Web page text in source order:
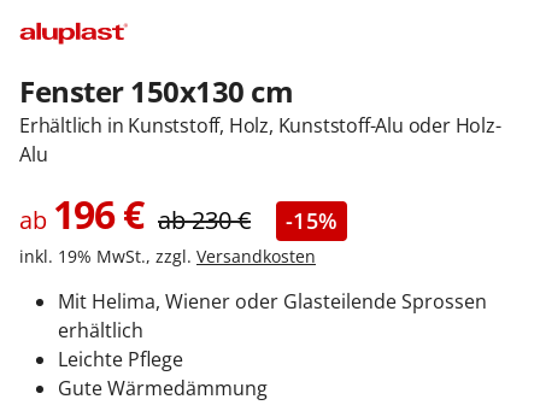
Anmelden / Registrieren
Fenster 150x130 cm
Erhältlich in Kunststoff, Holz, Kunststoff-Alu oder Holz-
Alu
ab 196€ ab230€ -15%
inkl. 19% MwSt., zzgl. Versandkosten
Mit Helima, Wiener oder Glasteilende Sprossen
erhältlich
Leichte Pflege
Gute Wärmedämmung